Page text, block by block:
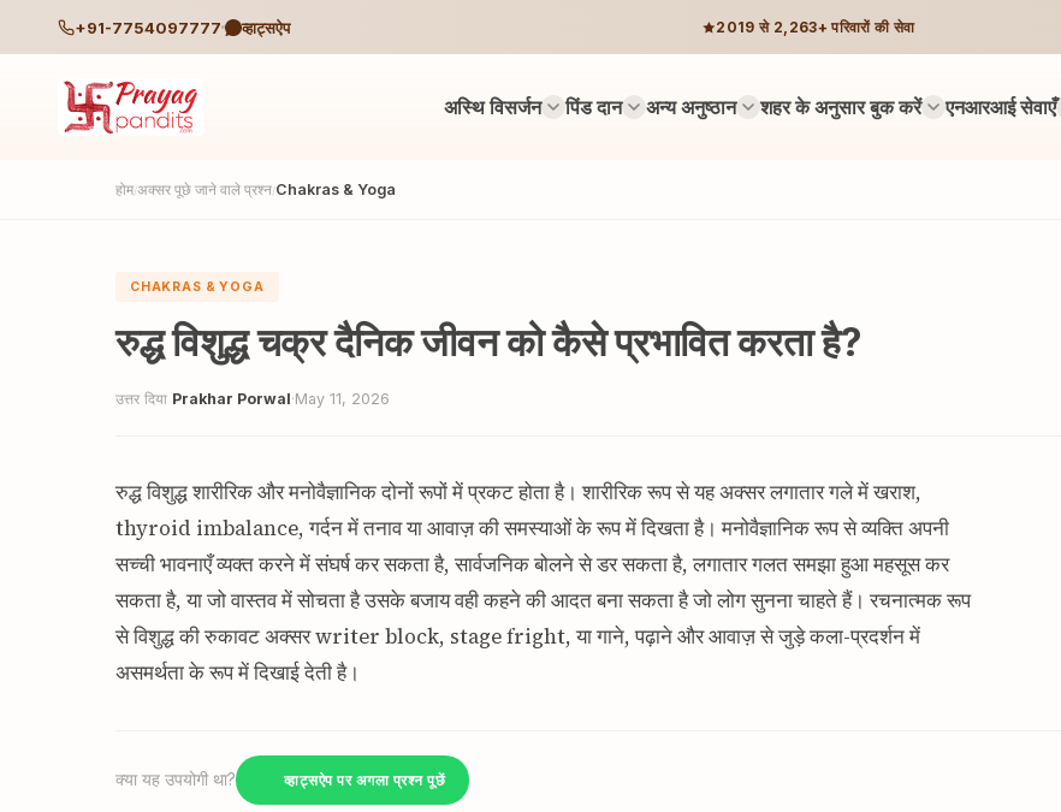
+91-7754097777 व्हाट्सऐप 2019 से 2,263+ परिवारों की सेवा
अस्थि विसर्जन पिंड दान अन्य अनुष्ठान शहर के अनुसार बुक करें एनआरआई सेवाएँ
होम/अक्सर पूछे जाने वाले प्रश्न/Chakras & Yoga
CHAKRAS & YOGA
रुद्ध विशुद्ध चक्र दैनिक जीवन को कैसे प्रभावित करता है?
उत्तर दिया Prakhar Porwal·May 11, 2026
रुद्ध विशुद्ध शारीरिक और मनोवैज्ञानिक दोनों रूपों में प्रकट होता है। शारीरिक रूप से यह अक्सर लगातार गले में खराश,
thyroid imbalance, गर्दन में तनाव या आवाज़ की समस्याओं के रूप में दिखता है। मनोवैज्ञानिक रूप से व्यक्ति अपनी
सच्ची भावनाएँ व्यक्त करने में संघर्ष कर सकता है, सार्वजनिक बोलने से डर सकता है, लगातार गलत समझा हुआ महसूस कर
सकता है, या जो वास्तव में सोचता है उसके बजाय वही कहने की आदत बना सकता है जो लोग सुनना चाहते हैं। रचनात्मक रूप
से विशुद्ध की रुकावट अक्सर writer block, stage fright, या गाने, पढ़ाने और आवाज़ से जुड़े कला-प्रदर्शन में
असमर्थता के रूप में दिखाई देती है।
क्या यह उपयोगी था? व्हाट्सऐप पर अगला प्रश्न पूछें